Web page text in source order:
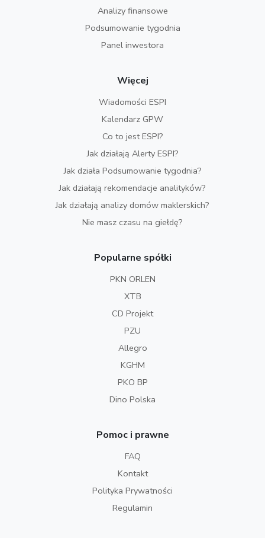
Analizy finansowe
Podsumowanie tygodnia
Panel inwestora
Więcej
Wiadomości ESPI
Kalendarz GPW
Co to jest ESPI?
Jak działają Alerty ESPI?
Jak działa Podsumowanie tygodnia?
Jak działają rekomendacje analityków?
Jak działają analizy domów maklerskich?
Nie masz czasu na giełdę?
Popularne spółki
PKN ORLEN
XTB
CD Projekt
PZU
Allegro
KGHM
PKO BP
Dino Polska
Pomoc i prawne
FAQ
Kontakt
Polityka Prywatności
Regulamin